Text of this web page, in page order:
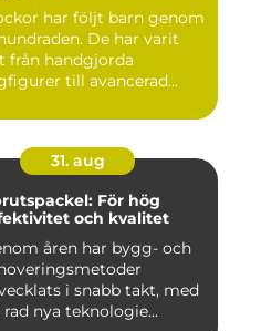
har följt barn genom
De har varit
från handgjorda
till avancerad...
31. aug
För hög
och kvalitet
åren har bygg- och
i snabb takt, med
rad nya teknologie...